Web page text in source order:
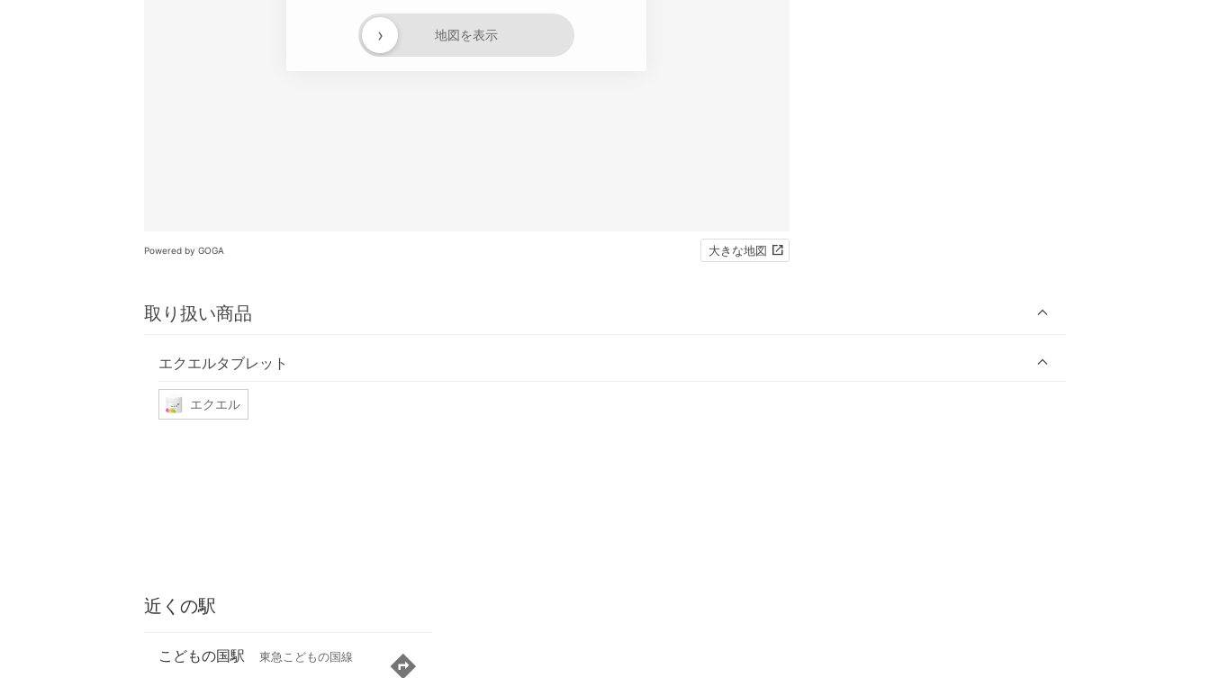
地図を表示
›
Powered by GOGA 大きな地図
取り扱い商品
エクエルタブレット
エクエル
近くの駅
こどもの国駅 東急こどもの国線